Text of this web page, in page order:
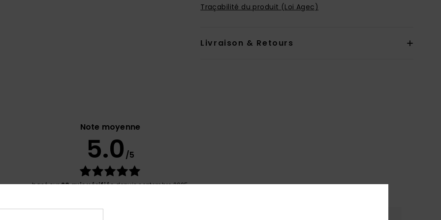
Traçabilité du produit (Loi Agec)
Livraison & Retours
Note moyenne
5.0 /5
basé sur20 avis vérifiésdepuis septembre 2025